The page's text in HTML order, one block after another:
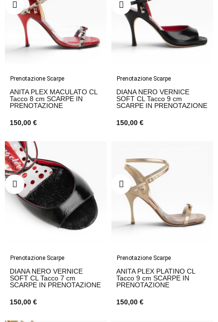
Prenotazione Scarpe
ANITA PLEX MACULATO CL
Tacco 8 cm SCARPE IN
PRENOTAZIONE
150,00 €
Prenotazione Scarpe
DIANA NERO VERNICE
SOFT CL Tacco 9 cm
SCARPE IN PRENOTAZIONE
150,00 €
Prenotazione Scarpe
DIANA NERO VERNICE
SOFT CL Tacco 7 cm
SCARPE IN PRENOTAZIONE
150,00 €
Prenotazione Scarpe
ANITA PLEX PLATINO CL
Tacco 9 cm SCARPE IN
PRENOTAZIONE
150,00 €